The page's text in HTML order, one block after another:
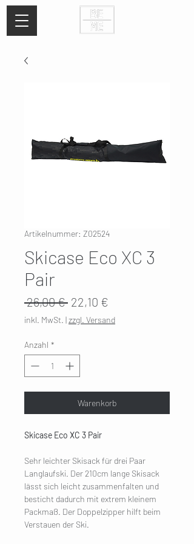
Artikelnummer: Z02524
Skicase Eco XC 3
Pair
26,00 € Standardpreis
22,10 €
Preis
inkl. MwSt. |zzgl. Versand
Anzahl *
Warenkorb
Skicase Eco XC 3 Pair
Sehr leichter Skisack für drei Paar
Langlaufski. Der 210cm lange Skisack
lässt sich leicht zusammenfalten und
besticht dadurch mit extrem kleinem
Packmaß. Der Doppelzipper hilft beim
Verstauen der Ski.